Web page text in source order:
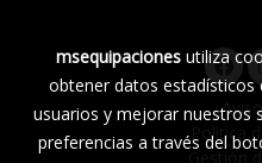
Política
Gestión
msequipaciones utiliza
obtener datos estadísticos
usuarios y mejorar nuestros
preferencias a través del